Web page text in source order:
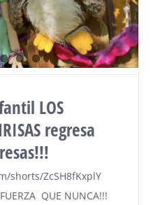
LOS
regresa
shorts/ZcSH8fKxplY
FUERZA QUE NUNCA!!!